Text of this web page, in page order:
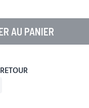
AU PANIER